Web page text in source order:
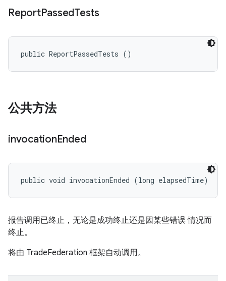
ReportPassedTests
public ReportPassedTests ()
公共方法
invocationEnded
public void invocationEnded (long elapsedTime)
报告调用已终止，无论是成功终止还是因某些错误 情况而
终止。
将由 TradeFederation 框架自动调用。